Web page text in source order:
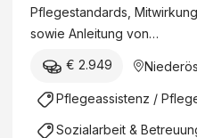
Pflegestandards,
sowie Anleitung von…
€ 2.949
Pflegeassistenz /
Sozialarbeit &